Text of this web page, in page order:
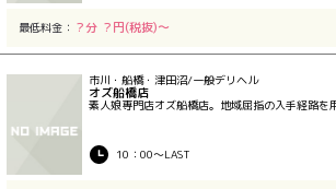
最低料金： ？分 ？円(税抜)〜
市川・船橋・津田沼/一般デリヘル
オズ船橋店
素人娘専門店オズ船橋店。地域屈指の入手経路を
10：00〜LAST